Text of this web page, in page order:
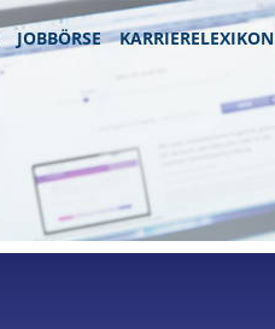
JOBBÖRSE KARRIERELEXIKON